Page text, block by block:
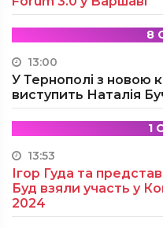
8
13:00
У Тернополі з новою
виступить Наталія
1
13:53
Ігор Гуда та
Буд взяли участь у
2024